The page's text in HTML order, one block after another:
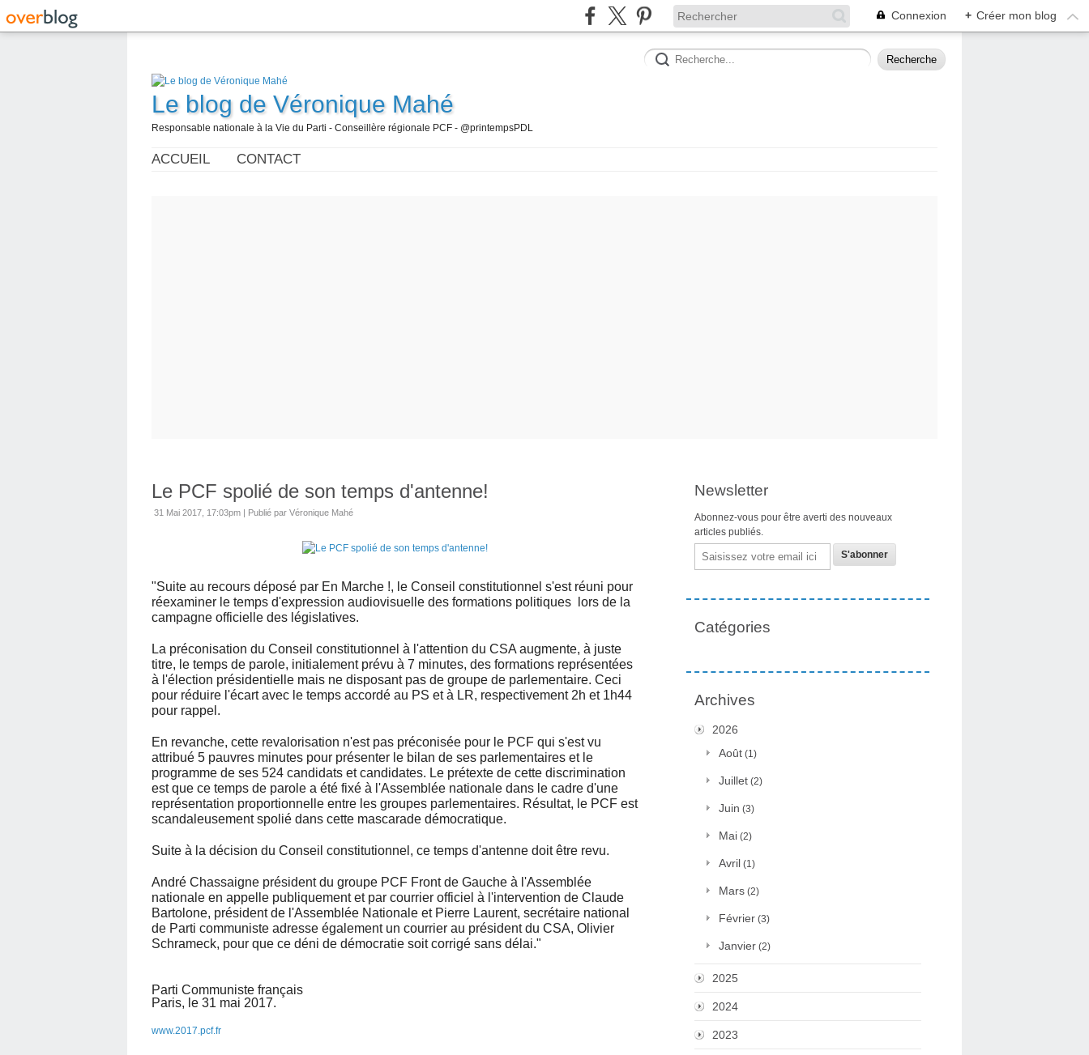
Connexion + Créer mon blog
Le blog de Véronique Mahé
Responsable nationale à la Vie du Parti - Conseillère régionale PCF - @printempsPDL
ACCUEIL CONTACT
Le PCF spolié de son temps d'antenne!
31 Mai 2017, 17:03pm | Publié par Véronique Mahé
"Suite au recours déposé par En Marche !, le Conseil constitutionnel s'est réuni pour
réexaminer le temps d'expression audiovisuelle des formations politiques lors de la
campagne officielle des législatives.
La préconisation du Conseil constitutionnel à l'attention du CSA augmente, à juste
titre, le temps de parole, initialement prévu à 7 minutes, des formations représentées
à l'élection présidentielle mais ne disposant pas de groupe de parlementaire. Ceci
pour réduire l'écart avec le temps accordé au PS et à LR, respectivement 2h et 1h44
pour rappel.
En revanche, cette revalorisation n'est pas préconisée pour le PCF qui s'est vu
attribué 5 pauvres minutes pour présenter le bilan de ses parlementaires et le
programme de ses 524 candidats et candidates. Le prétexte de cette discrimination
est que ce temps de parole a été fixé à l'Assemblée nationale dans le cadre d'une
représentation proportionnelle entre les groupes parlementaires. Résultat, le PCF est
scandaleusement spolié dans cette mascarade démocratique.
Suite à la décision du Conseil constitutionnel, ce temps d'antenne doit être revu.
André Chassaigne président du groupe PCF Front de Gauche à l'Assemblée
nationale en appelle publiquement et par courrier officiel à l'intervention de Claude
Bartolone, président de l'Assemblée Nationale et Pierre Laurent, secrétaire national
de Parti communiste adresse également un courrier au président du CSA, Olivier
Schrameck, pour que ce déni de démocratie soit corrigé sans délai."
Parti Communiste français
Paris, le 31 mai 2017.
www.2017.pcf.fr
Newsletter
Abonnez-vous pour être averti des nouveaux
articles publiés.
Email
Catégories
Archives
2026
Août (1)
Juillet (2)
Juin (3)
Mai (2)
Avril (1)
Mars (2)
Février (3)
Janvier (2)
2025
2024
2023